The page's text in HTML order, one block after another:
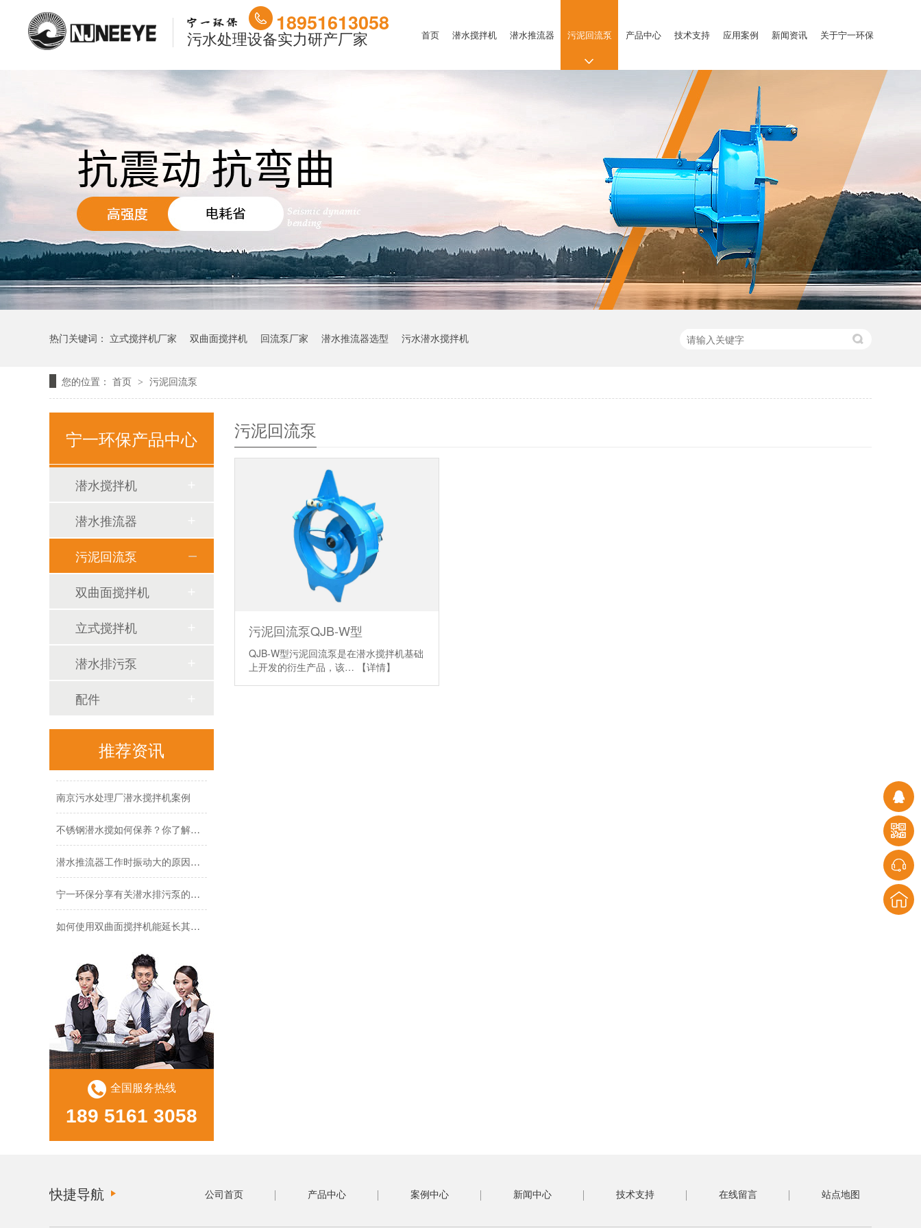
18951613058
污水处理设备实力研产厂家 首页 潜水搅拌机 潜水推流器 污泥回流泵 产品中心 技术支持 应用案例 新闻资讯 关于宁一环保
热门关键词： 立式搅拌机厂家 双曲面搅拌机 回流泵厂家 潜水推流器选型 污水潜水搅拌机
您的位置： 首页 > 污泥回流泵
污泥回流泵
污泥回流泵QJB-W型
QJB-W型污泥回流泵是在潜水搅拌机基础
上开发的衍生产品，该…
【详情】
宁一环保产品中心
潜水搅拌机
潜水推流器
污泥回流泵
双曲面搅拌机
立式搅拌机
潜水排污泵
配件
推荐资讯
有关潜水推流器的操作流程阐述！
潜水搅拌机说明书
上海电子厂污泥回流泵案例
苏州污水处理厂家潜水推流器案例
南京污水处理厂潜水搅拌机案例
有关潜水推流器的操作流程阐述！
潜水搅拌机说明书
上海电子厂污泥回流泵案例
苏州污水处理厂家潜水推流器案例
南京污水处理厂潜水搅拌机案例
全国服务热线
189 5161 3058
快捷导航 公司首页 产品中心 案例中心 新闻中心 技术支持 在线留言 站点地图